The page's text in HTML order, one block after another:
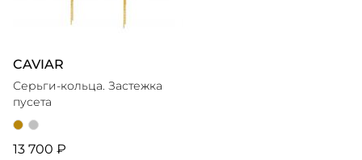
CAVIAR
Серьги-кольца. Застежка
пусета
13 700 ₽